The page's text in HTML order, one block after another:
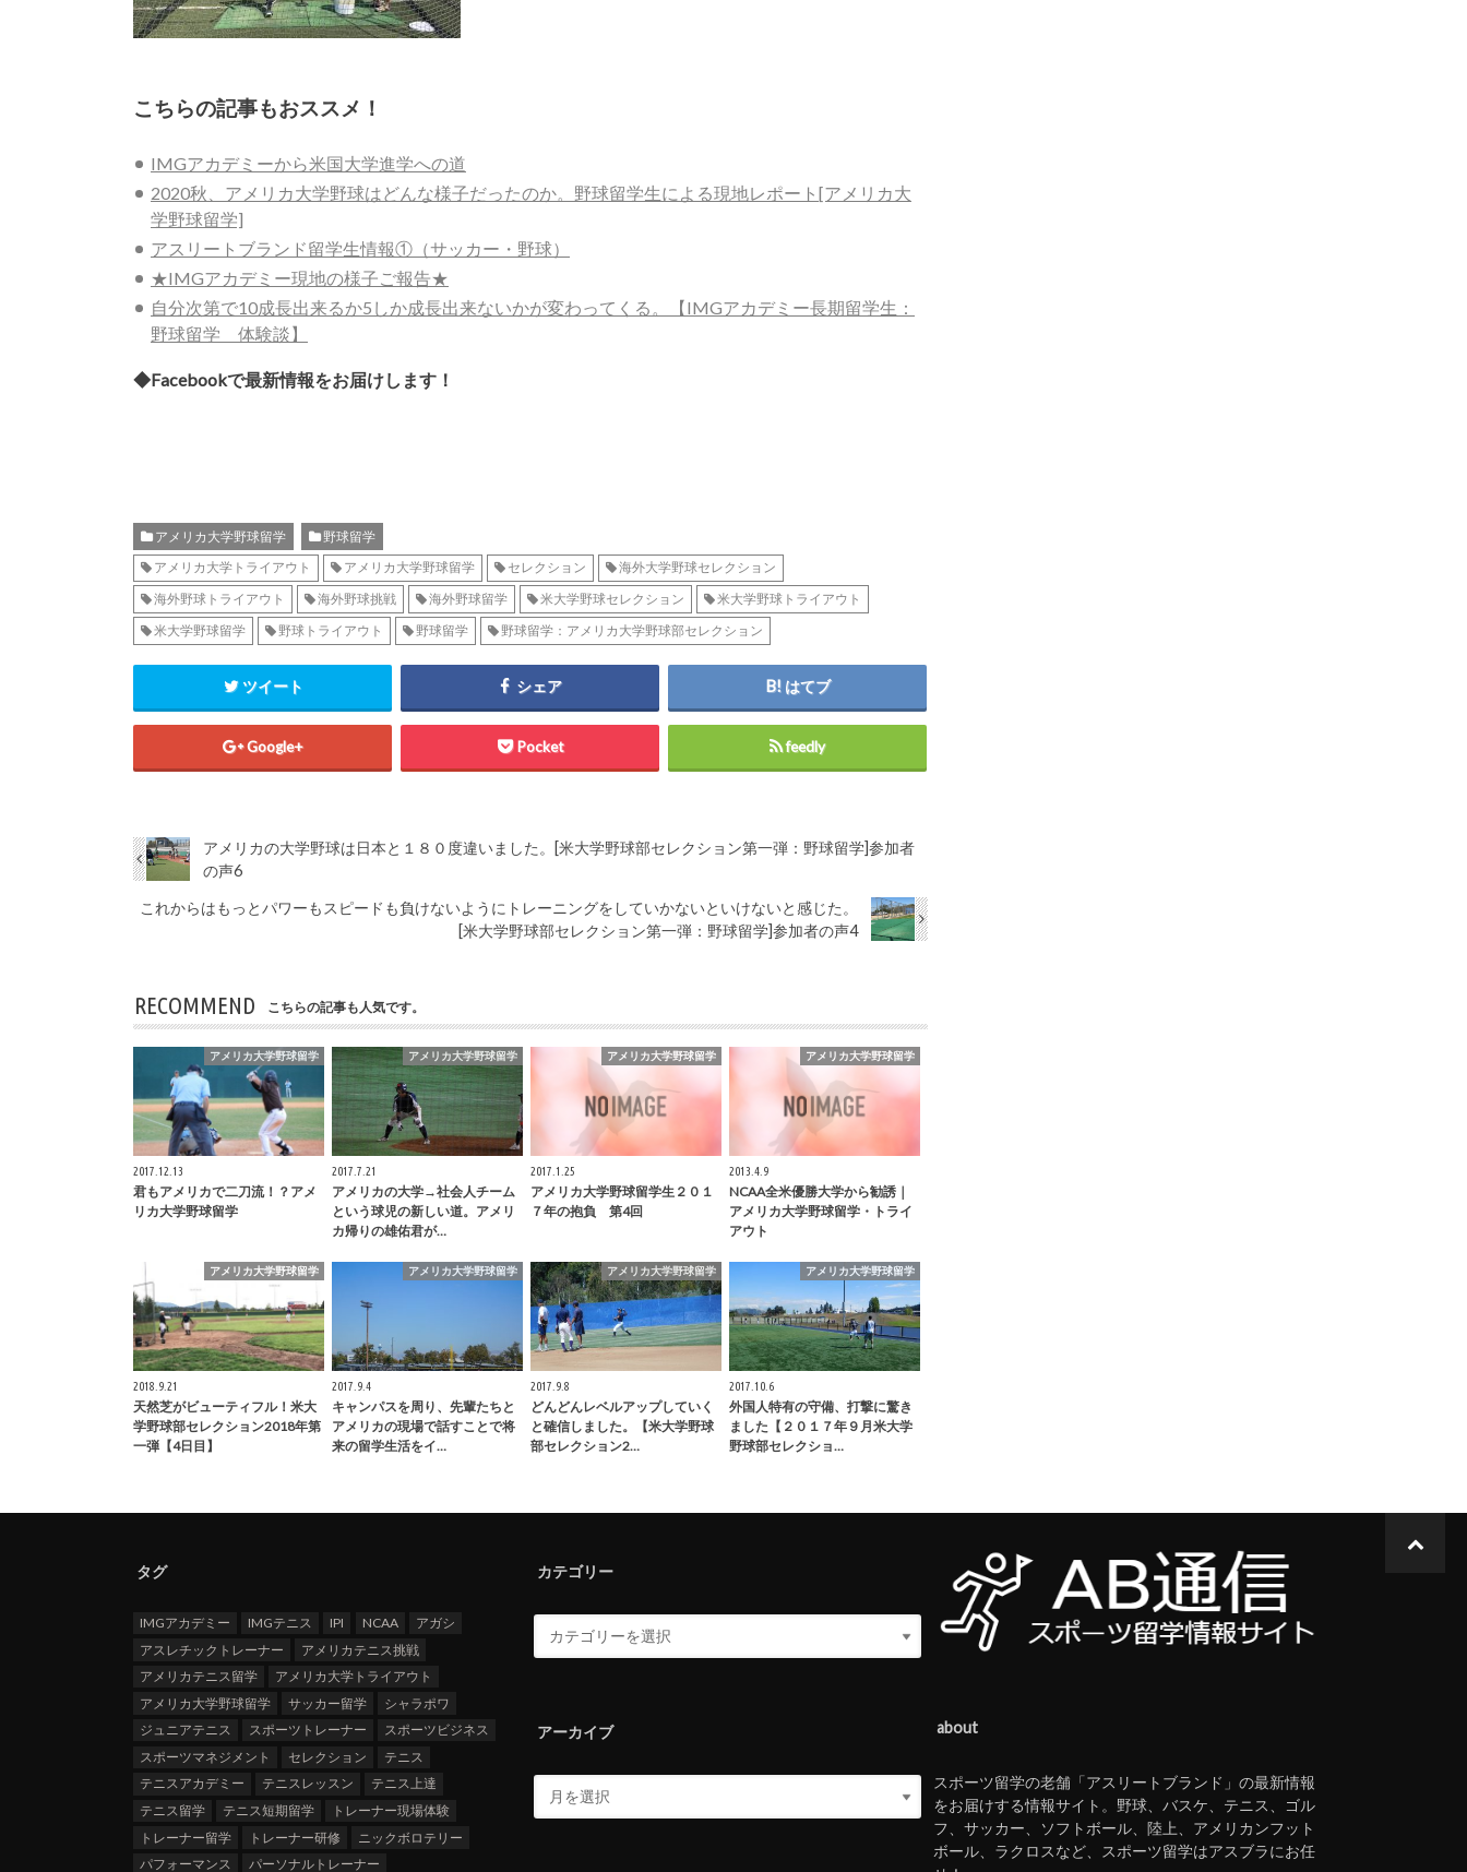
こちらの記事もおススメ！
IMGアカデミーから米国大学進学への道
2020秋、アメリカ大学野球はどんな様子だったのか。野球留学生による現地レポート[アメリカ大
学野球留学]
アスリートブランド留学生情報①（サッカー・野球）
★IMGアカデミー現地の様子ご報告★
自分次第で10成長出来るか5しか成長出来ないかが変わってくる。【IMGアカデミー長期留学生：
野球留学 体験談】
◆Facebookで最新情報をお届けします！
アメリカ大学野球留学
野球留学
アメリカ大学トライアウト
アメリカ大学野球留学 セレクション
海外大学野球セレクション
海外野球トライアウト
海外野球挑戦 海外野球留学 米大学野球セレクション
米大学野球トライアウト
米大学野球留学
野球トライアウト 野球留学 野球留学：アメリカ大学野球部セレクション
ツイート シェア はてブ
Google+ Pocket feedly
アメリカの大学野球は日本と１８０度違いました。[米大学野球部セレクション第一弾：野球留学]参加者
の声6
これからはもっとパワーもスピードも負けないようにトレーニングをしていかないといけないと感じた。
[米大学野球部セレクション第一弾：野球留学]参加者の声4
RECOMMEND こちらの記事も人気です。
アメリカ大学野球留学
2017.12.13
君もアメリカで二刀流！？アメ
リカ大学野球留学
アメリカ大学野球留学
2017.7.21
アメリカの大学→社会人チーム
という球児の新しい道。アメリ
カ帰りの雄佑君が…
アメリカ大学野球留学
2017.1.25
アメリカ大学野球留学生２０１
７年の抱負 第4回
アメリカ大学野球留学
2013.4.9
NCAA全米優勝大学から勧誘｜
アメリカ大学野球留学・トライ
アウト
アメリカ大学野球留学
2018.9.21
天然芝がビューティフル！米大
学野球部セレクション2018年第
一弾【4日目】
アメリカ大学野球留学
2017.9.4
キャンパスを周り、先輩たちと
アメリカの現場で話すことで将
来の留学生活をイ…
アメリカ大学野球留学
2017.9.8
どんどんレベルアップしていく
と確信しました。【米大学野球
部セレクション2…
アメリカ大学野球留学
2017.10.6
外国人特有の守備、打撃に驚き
ました【２０１７年９月米大学
野球部セレクショ…
タグ
IMGアカデミー IMGテニス IPI NCAA
アガシ
アスレチックトレーナー
アメリカテニス挑戦
アメリカテニス留学
アメリカ大学トライアウト
アメリカ大学野球留学
サッカー留学
シャラポワ
ジュニアテニス
スポーツトレーナー
スポーツビジネス
スポーツマネジメント
セレクション
テニス
テニスアカデミー
テニスレッスン
テニス上達
テニス留学
テニス短期留学
トレーナー現場体験
トレーナー留学
トレーナー研修
ニックボロテリー
パフォーマンス
パーソナルトレーナー
カテゴリー
アーカイブ about
スポーツ留学の老舗「アスリートブランド」の最新情報
をお届けする情報サイト。野球、バスケ、テニス、ゴル
フ、サッカー、ソフトボール、陸上、アメリカンフット
ボール、ラクロスなど、スポーツ留学はアスブラにお任